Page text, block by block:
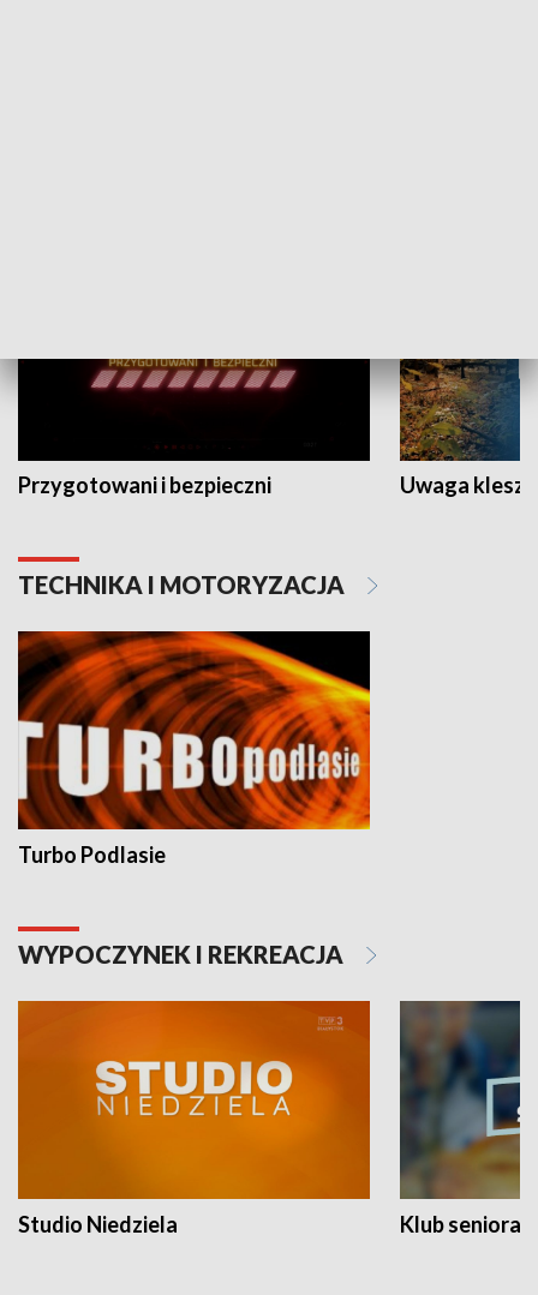
Przygotowani i bezpieczni Uwaga
TECHNIKA I MOTORYZACJA
Turbo Podlasie
WYPOCZYNEK I REKREACJA
Studio Niedziela Klub seniora